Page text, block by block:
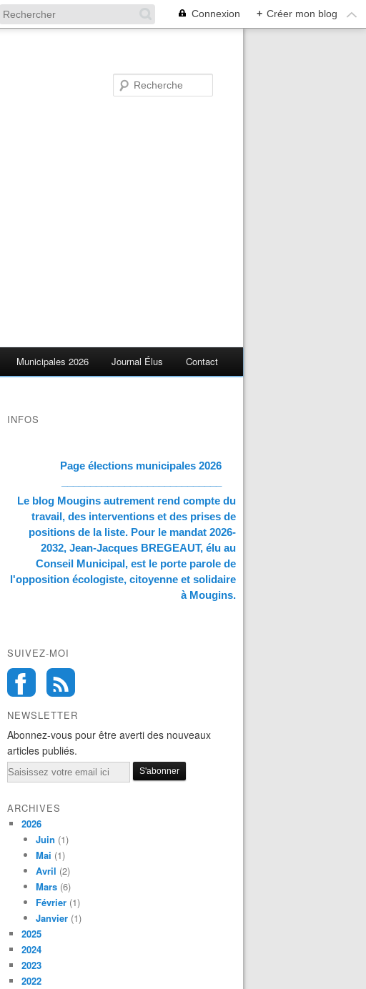
Connexion + Créer mon blog
Municipales 2026 Journal Élus Contact
INFOS
Page élections municipales 2026
Le blog Mougins autrement rend compte du
travail, des interventions et des prises de
positions de la liste. Pour le mandat 2026-
2032, Jean-Jacques BREGEAUT, élu au
Conseil Municipal, est le porte parole de
l'opposition écologiste, citoyenne et solidaire
à Mougins.
SUIVEZ-MOI
NEWSLETTER
Abonnez-vous pour être averti des nouveaux
articles publiés.
Email
ARCHIVES
2026
Juin (1)
Mai (1)
Avril (2)
Mars (6)
Février (1)
Janvier (1)
2025
2024
2023
2022